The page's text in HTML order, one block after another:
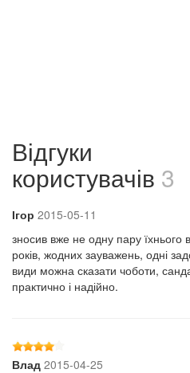
Відгуки
користувачів 3
Ігор 2015-05-11
зносив вже не одну пару їхнього
років, жодних зауважень, одні
види можна сказати чоботи,
практично і надійно.
Влад 2015-04-25